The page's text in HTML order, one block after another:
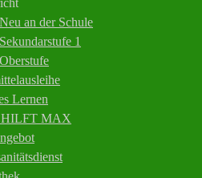
Neu an der Schule
Sekundarstufe 1
Oberstufe
Lernen
MAX